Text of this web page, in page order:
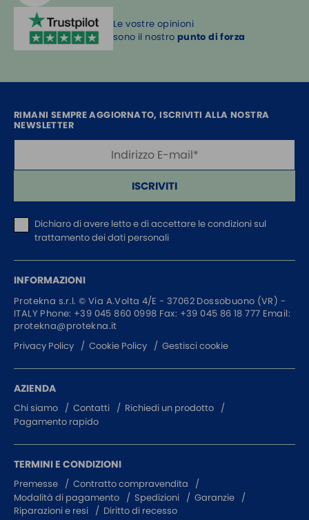
Le vostre opinioni
sono il nostro punto di forza
RIMANI SEMPRE AGGIORNATO, ISCRIVITI ALLA NOSTRA
NEWSLETTER
ISCRIVITI
Dichiaro di avere letto e di accettare le condizioni sul
trattamento dei dati personali
INFORMAZIONI
Protekna s.r.l. © Via A.Volta 4/E - 37062 Dossobuono (VR) -
ITALY Phone: +39 045 860 0998 Fax: +39 045 86 18 777 Email:
protekna@protekna.it
Privacy Policy
Cookie Policy Gestisci cookie
AZIENDA
Chi siamo Contatti
Richiedi un prodotto
Pagamento rapido
TERMINI E CONDIZIONI
Premesse
Contratto compravendita
Modalità di pagamento
Spedizioni
Garanzie
Riparazioni e resi
Diritto di recesso